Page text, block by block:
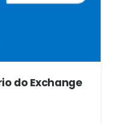
do Exchange